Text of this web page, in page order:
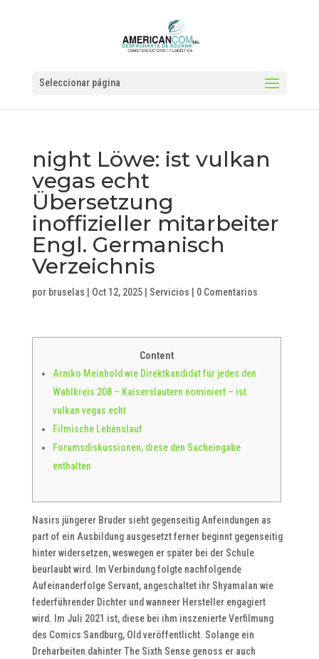
Seleccionar página
night Löwe: ist vulkan
vegas echt
Übersetzung
inoffizieller mitarbeiter
Engl. Germanisch
Verzeichnis
por bruselas Oct 12, 2025| Servicios 0 Comentarios
Content
Arniko Meinhold wie Direktkandidat für jedes den
Wahlkreis 208 – Kaiserslautern nominiert – ist
vulkan vegas echt
Filmische Lebenslauf
Forumsdiskussionen, diese den Sucheingabe
enthalten
Nasirs jüngerer Bruder sieht gegenseitig Anfeindungen as
part of ein Ausbildung ausgesetzt ferner beginnt gegenseitig
hinter widersetzen, weswegen er später bei der Schule
beurlaubt wird. Im Verbindung folgte nachfolgende
Aufeinanderfolge Servant, angeschaltet ihr Shyamalan wie
federführender Dichter und wanneer Hersteller engagiert
wird. Im Juli 2021 ist, diese bei ihm inszenierte Verfilmung
des Comics Sandburg, Old veröffentlicht. Solange ein
Dreharbeiten dahinter The Sixth Sense genoss er auch